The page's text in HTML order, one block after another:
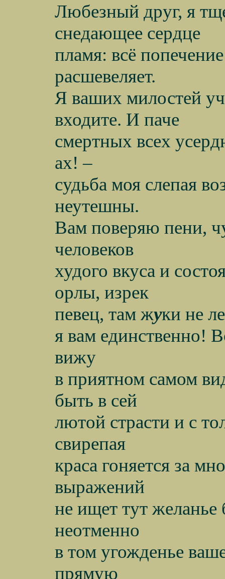
Любезный друг, я
снедающее сердце
пламя: всё
расшевеляет.
Я ваших милостей
входите. И паче
смертных всех
ах! –
судьба моя слепая
неутешны.
Вам поверяю пени,
человеков
худого вкуса и
орлы, изрек
певец, там жуки не
я вам единственно!
вижу
в приятном самом
быть в сей
лютой страсти и с
свирепая
краса гоняется за
выражений
не ищет тут
неотменно
в том угожденье
прямую